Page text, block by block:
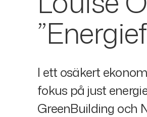
I ett osäkert
fokus på just
GreenBuilding och